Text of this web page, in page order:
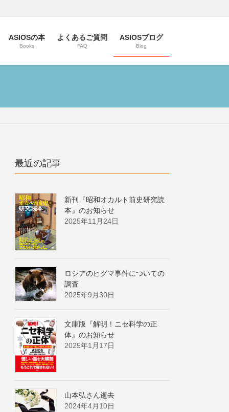
ASIOSの本
Books
よくあるご質問
FAQ
ASIOSブログ
Blog
最近の記事
新刊『昭和オカルト前史研究読
本』のお知らせ
2025年11月24日
ロシアのヒグマ事件についての
調査
2025年9月30日
文庫版『解明！ニセ科学の正
体』のお知らせ
2025年1月17日
山本弘さん逝去
2024年4月10日